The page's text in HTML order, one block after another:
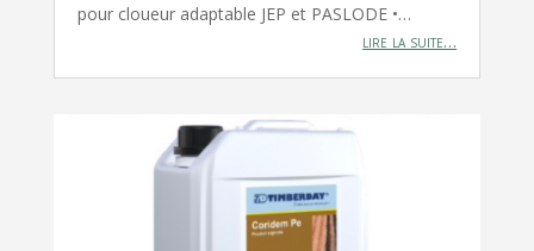
pour cloueur adaptable JEP et PASLODE •…
lire la suite…